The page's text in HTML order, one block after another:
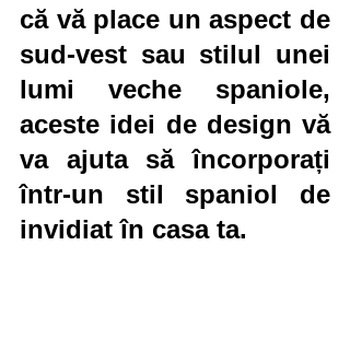
că vă place un aspect de
sud-vest sau stilul unei
lumi veche spaniole,
aceste idei de design vă
va ajuta să încorporați
într-un stil spaniol de
invidiat în casa ta.